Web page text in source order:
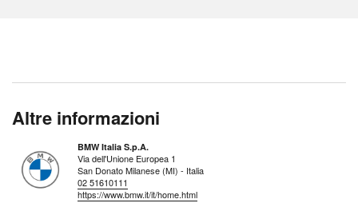
Altre informazioni
BMW Italia S.p.A.
Via dell'Unione Europea 1
San Donato Milanese (MI) - Italia
02 51610111
https://www.bmw.it/it/home.html